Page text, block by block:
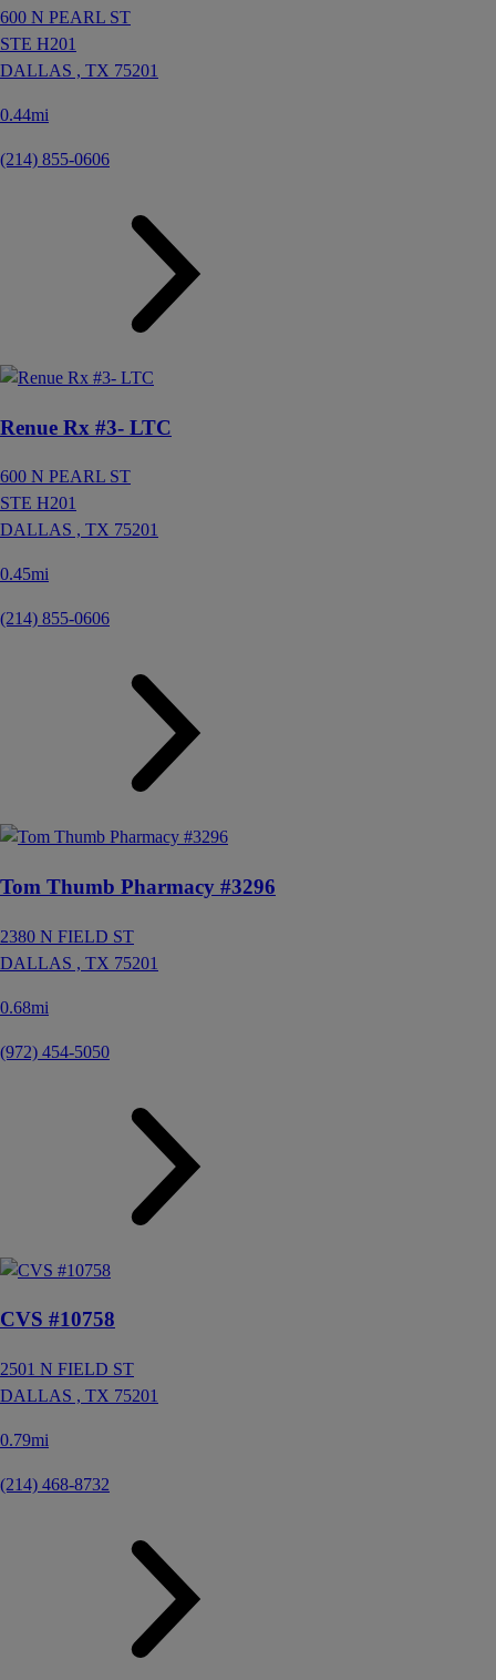
600 N PEARL ST
STE H201
DALLAS , TX 75201
0.44mi
(214) 855-0606
Renue Rx #3- LTC
600 N PEARL ST
STE H201
DALLAS , TX 75201
0.45mi
(214) 855-0606
Tom Thumb Pharmacy #3296
2380 N FIELD ST
DALLAS , TX 75201
0.68mi
(972) 454-5050
CVS #10758
2501 N FIELD ST
DALLAS , TX 75201
0.79mi
(214) 468-8732